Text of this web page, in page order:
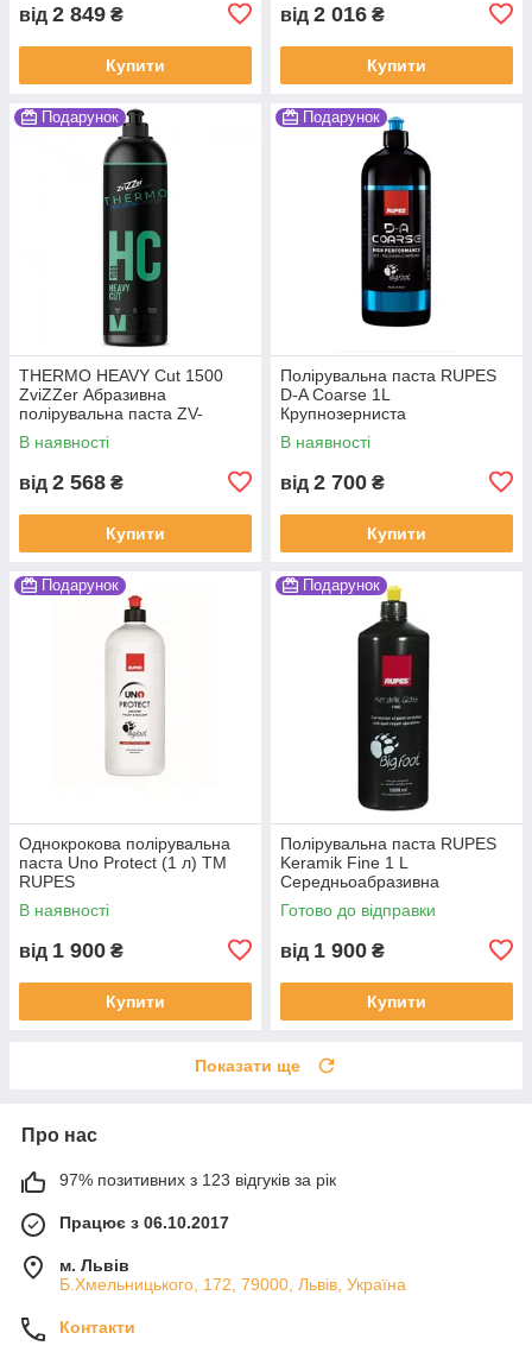
від 2 849 ₴
Купити
від 2 016 ₴
Купити
Подарунок
THERMO HEAVY Cut 1500
ZviZZer Абразивна
полірувальна паста ZV-
BS00075010HC
В наявності
від 2 568 ₴
Купити
Подарунок
Полірувальна паста RUPES
D-A Coarse 1L
Крупнозерниста
В наявності
від 2 700 ₴
Купити
Подарунок
Однокрокова полірувальна
паста Uno Protect (1 л) ТМ
RUPES
В наявності
від 1 900 ₴
Купити
Подарунок
Полірувальна паста RUPES
Keramik Fine 1 L
Середньоабразивна
Готово до відправки
від 1 900 ₴
Купити
Показати ще
Про нас
97% позитивних з 123 відгуків за рік
Працює з 06.10.2017
м. Львів
Б.Хмельницького, 172, 79000, Львів, Україна
Контакти